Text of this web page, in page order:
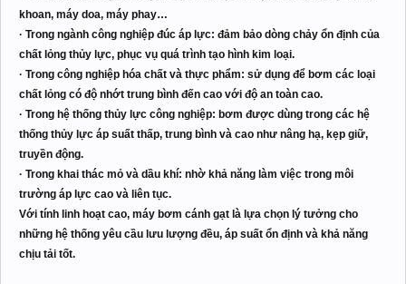
khoan, máy doa, máy phay…
· Trong ngành công nghiệp đúc áp lực: đảm bảo dòng chảy ổn định của
chất lỏng thủy lực, phục vụ quá trình tạo hình kim loại.
· Trong công nghiệp hóa chất và thực phẩm: sử dụng để bơm các loại
chất lỏng có độ nhớt trung bình đến cao với độ an toàn cao.
· Trong hệ thống thủy lực công nghiệp: bơm được dùng trong các hệ
thống thủy lực áp suất thấp, trung bình và cao như nâng hạ, kẹp giữ,
truyền động.
· Trong khai thác mỏ và dầu khí: nhờ khả năng làm việc trong môi
trường áp lực cao và liên tục.
Với tính linh hoạt cao, máy bơm cánh gạt là lựa chọn lý tưởng cho
những hệ thống yêu cầu lưu lượng đều, áp suất ổn định và khả năng
chịu tải tốt.